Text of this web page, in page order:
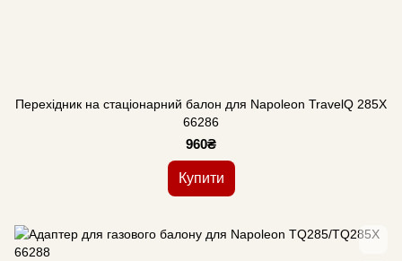
Перехідник на стаціонарний балон для Napoleon TravelQ 285X
66286
960₴
Купити